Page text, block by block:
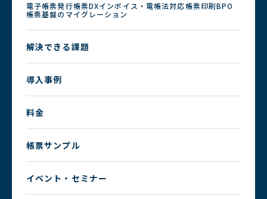
電子帳票発行帳票DXインボイス・電帳法対応帳票印刷BPO
帳票基盤のマイグレーション
解決できる課題
導入事例
料金
帳票サンプル
イベント・セミナー